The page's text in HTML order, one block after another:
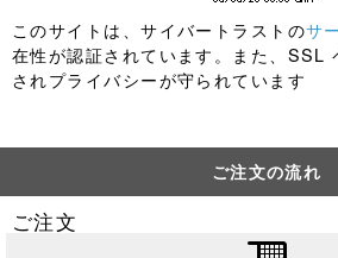
このサイトは、サイバートラストのサ
在性が認証されています。また、SSL
されプライバシーが守られています
ご注文の流れ
ご注文